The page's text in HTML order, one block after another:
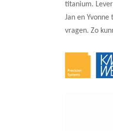
titanium.
Jan en
vragen. Zo